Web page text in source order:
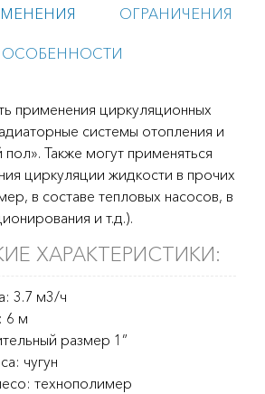
ОГРАНИЧЕНИЯ
ОСОБЕННОСТИ
применения циркуляционных
системы отопления и
Также могут применяться
циркуляции жидкости в прочих
в составе тепловых насосов, в
и т.д.).
ХАРАКТЕРИСТИКИ:
3.7 м3/ч
6 м
размер 1”
чугун
технополимер